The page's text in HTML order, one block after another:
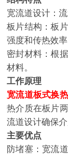
宽流道设计：
板片结构：板
强度和传热效率
密封材料：根
材料。
工作原理
宽流道板式换
热介质在板片
流道设计确保
主要优点
防堵塞：宽流